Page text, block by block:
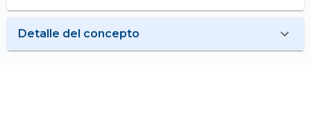
Detalle del concepto